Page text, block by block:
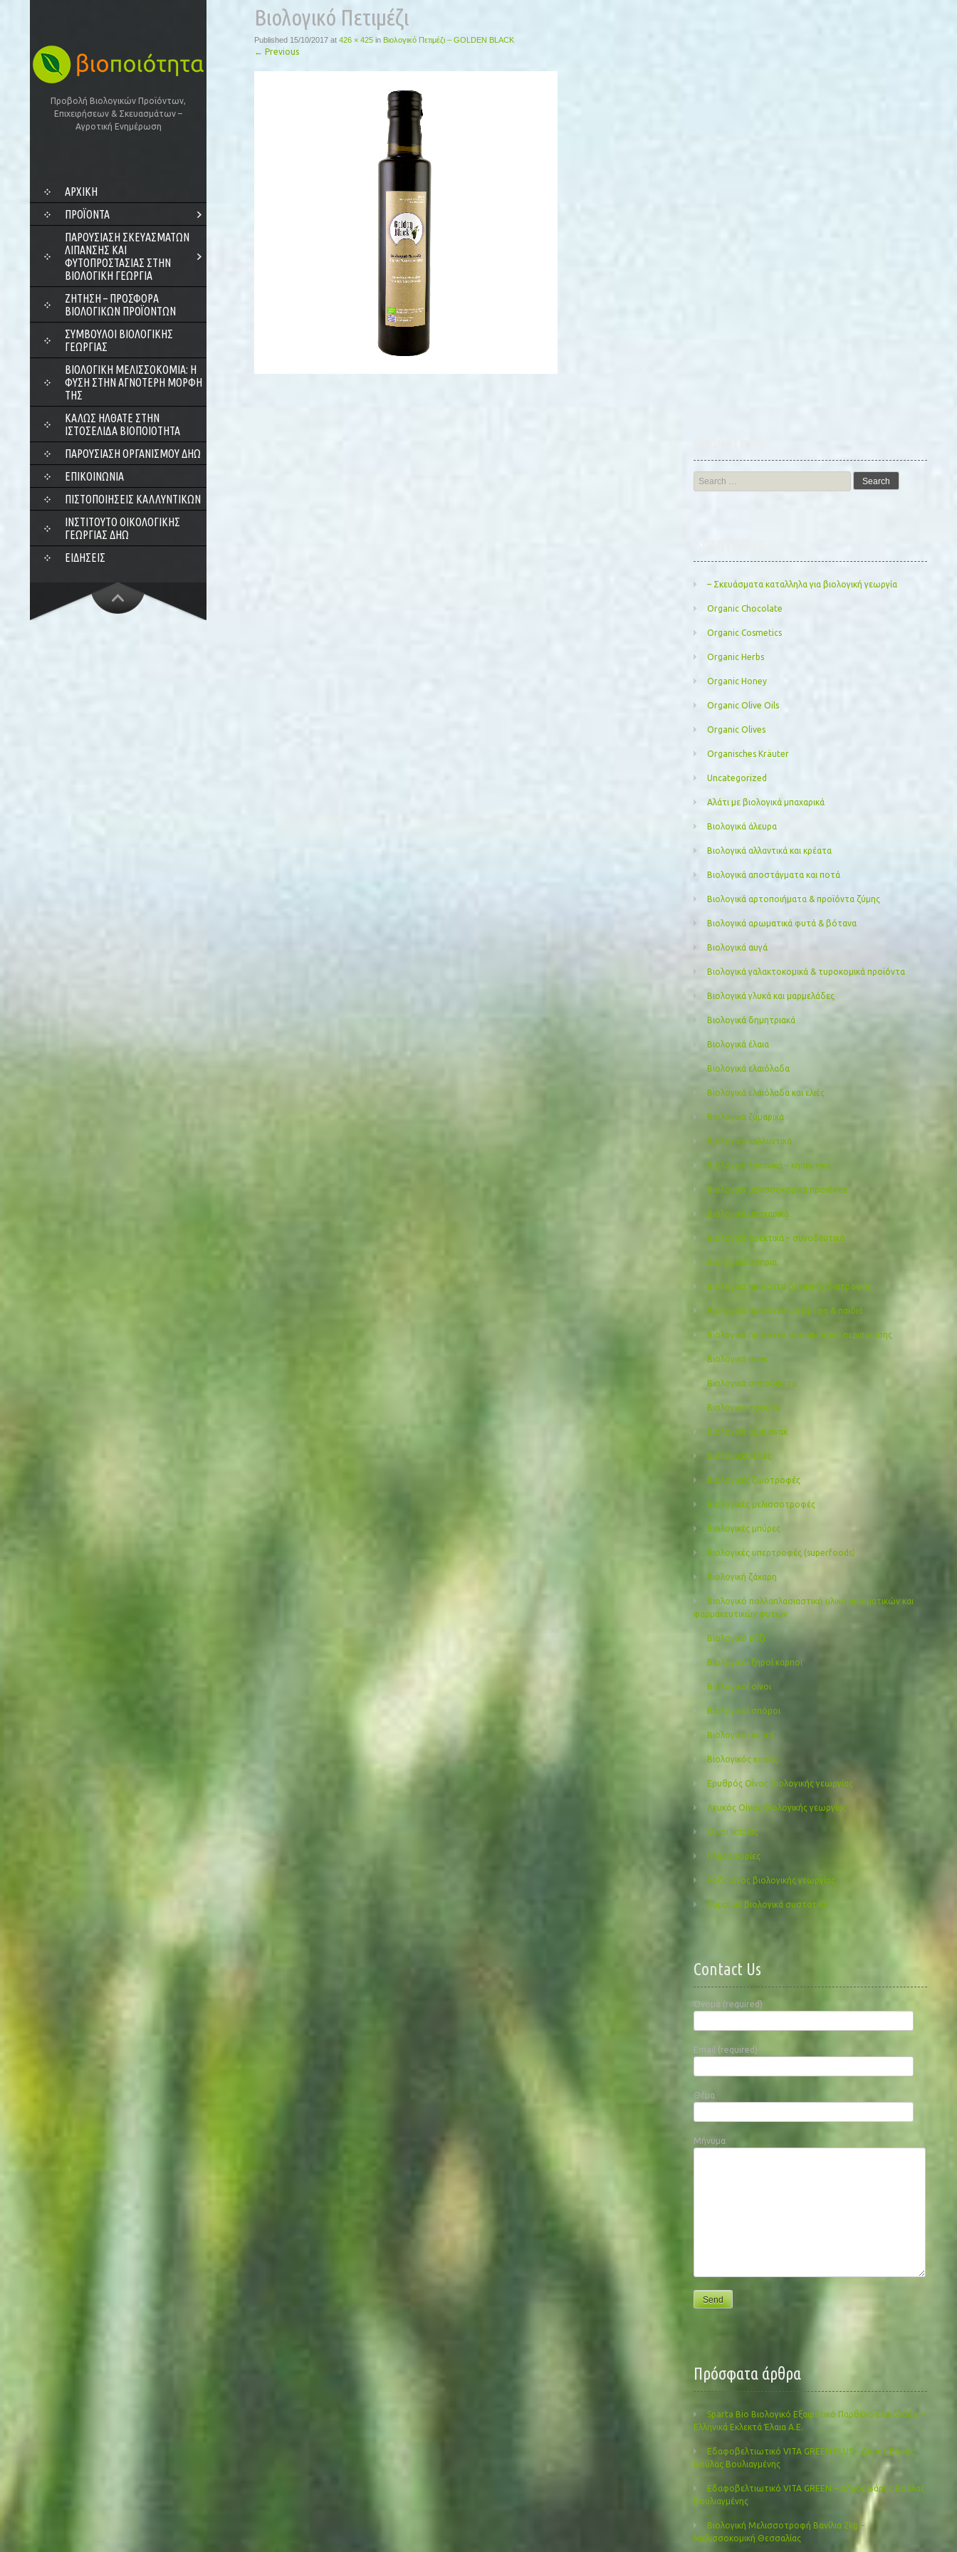
Προβολή Βιολογικών Προϊόντων,
Επιχειρήσεων & Σκευασμάτων –
Αγροτική Ενημέρωση
SKIP
CONTENT
ΑΡΧΙΚΗ
ΠΡΟΪΌΝΤΑ
ΠΑΡΟΥΣΊΑΣΗ ΣΚΕΥΑΣΜΆΤΩΝ
ΛΊΠΑΝΣΗΣ ΚΑΙ
ΦΥΤΟΠΡΟΣΤΑΣΊΑΣ ΣΤΗΝ
ΒΙΟΛΟΓΙΚΉ ΓΕΩΡΓΊΑ
ΖΗΤΗΣΗ – ΠΡΟΣΦΟΡΑ
ΒΙΟΛΟΓΙΚΩΝ ΠΡΟΪΟΝΤΩΝ
ΣΎΜΒΟΥΛΟΙ ΒΙΟΛΟΓΙΚΉΣ
ΓΕΩΡΓΊΑΣ
ΒΙΟΛΟΓΙΚΉ ΜΕΛΙΣΣΟΚΟΜΊΑ: Η
ΦΎΣΗ ΣΤΗΝ ΑΓΝΌΤΕΡΗ ΜΟΡΦΉ
ΤΗΣ
ΚΑΛΏΣ ΉΛΘΑΤΕ ΣΤΗΝ
ΙΣΤΟΣΕΛΊΔΑ ΒΙΟΠΟΙΌΤΗΤΑ
ΠΑΡΟΥΣΊΑΣΗ ΟΡΓΑΝΙΣΜΟΎ ΔΗΩ
ΕΠΙΚΟΙΝΩΝΊΑ
ΠΙΣΤΟΠΟΙΉΣΕΙΣ ΚΑΛΛΥΝΤΙΚΏΝ
ΙΝΣΤΙΤΟΎΤΟ ΟΙΚΟΛΟΓΙΚΉΣ
ΓΕΩΡΓΊΑΣ ΔΗΩ
ΕΙΔΉΣΕΙΣ
Βιολογικό Πετιμέζι
Published 15/10/2017 at 426 × 425 in Βιολογικό Πετιμέζι – GOLDEN BLACK
← Previous
Search
for:
– Σκευάσματα καταλληλα για βιολογική γεωργία
Organic Chocolate
Organic Cosmetics
Organic Herbs
Organic Honey
Organic Olive Oils
Organic Olives
Organisches Kräuter
Uncategorized
Αλάτι με βιολογικά μπαχαρικά
Βιολογικά άλευρα
Βιολογικά αλλαντικά και κρέατα
Βιολογικά αποστάγματα και ποτά
Βιολογικά αρτοποιήματα & προϊόντα ζύμης
Βιολογικά αρωματικά φυτά & βότανα
Βιολογικά αυγά
Βιολογικά γαλακτοκομικά & τυροκομικά προϊόντα
Βιολογικά γλυκά και μαρμελάδες
Βιολογικά δημητριακά
Βιολογικά έλαια
Βιολογικά ελαιόλαδα
Βιολογικά ελαιόλαδα και ελιές
Βιολογικά ζυμαρικά
Βιολογικά καλλυντικά
Βιολογικά λαχανικά – κηπευτικά
Βιολογικά μελισσοκομικά προιόντα
Βιολογικά μπαχαρικά
Βιολογικά ορεκτικά – συνοδευτικά
Βιολογικά όσπρια
Βιολογικά προϊόντα βρεφικής διατροφής
Βιολογικά προϊόντα για βρέφη & παιδιά
Βιολογικά προιόντα ομορφιάς και περιποίησης
Βιολογικά σνακ
Βιολογικά σπορόφυτα
Βιολογικά φρούτα
Βιολογικά ωμά σνακ
Βιολογικές ελιές
Βιολογικές ζωοτροφές
Βιολογικές μελισσοτροφές
Βιολογικές μπύρες
Βιολογικές υπερτροφές (superfoods)
Βιολογική ζάχαρη
Βιολογικό πολλαπλασιαστικό υλικό αρωματικών και
φαρμακευτικών φυτών
Βιολογικό ρύζι
Βιολογικοί ξηροί καρποί
Βιολογικοί οίνοι
Βιολογικοί σπόροι
Βιολογικοί χυμοί
Βιολογικός καφές
Ερυθρός Οίνος βιολογικής γεωργίας
Λευκός Οίνος βιολογικής γεωργίας
Οίνοι Ικαρίας
Πληροφορίες
Ροζε οίνος βιολογικής γεωργίας
Χυμοί με βιολογικά συστατικά
Contact Us
Όνομα (required)
Email (required)
Θέμα
Μήνυμα
Πρόσφατα άρθρα
Sparta Bio Βιολογικό Εξαιρετικό Παρθένο Ελαιόλαδο –
Ελληνικά Εκλεκτά Έλαια Α.Ε.
Εδαφοβελτιωτικό VITA GREEN PLUS – Δήμος Βάρης
Βούλας Βουλιαγμένης
Εδαφοβελτιωτικό VITA GREEN – Δήμος Βάρης Βούλας
Βουλιαγμένης
Βιολογική Μελισσοτροφή Βανίλια 2kg –
Μελισσοκομική Θεσσαλίας